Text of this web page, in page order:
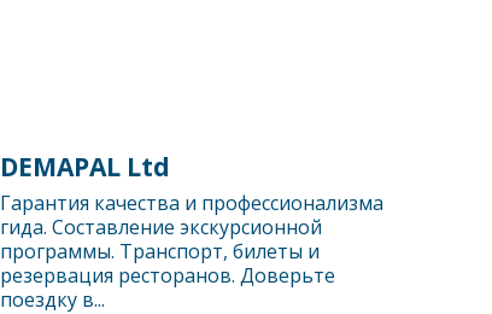
DEMAPAL Ltd
Гарантия качества и профессионализма
гида. Составление экскурсионной
программы. Транспорт, билеты и
резервация ресторанов. Доверьте
поездку в...